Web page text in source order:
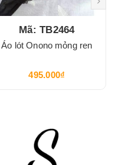
Mã: TB2464
Áo lót Onono mỏng ren
495.000₫